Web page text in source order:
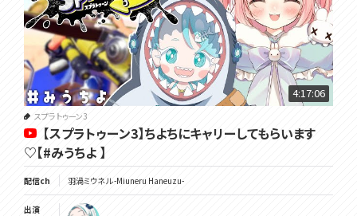
4:17:06
スプラトゥーン3
【スプラトゥーン3】ちよちにキャリーしてもらいます
♡【#みうちよ 】
配信ch 羽渦ミウネル -Miuneru Haneuzu-
出演